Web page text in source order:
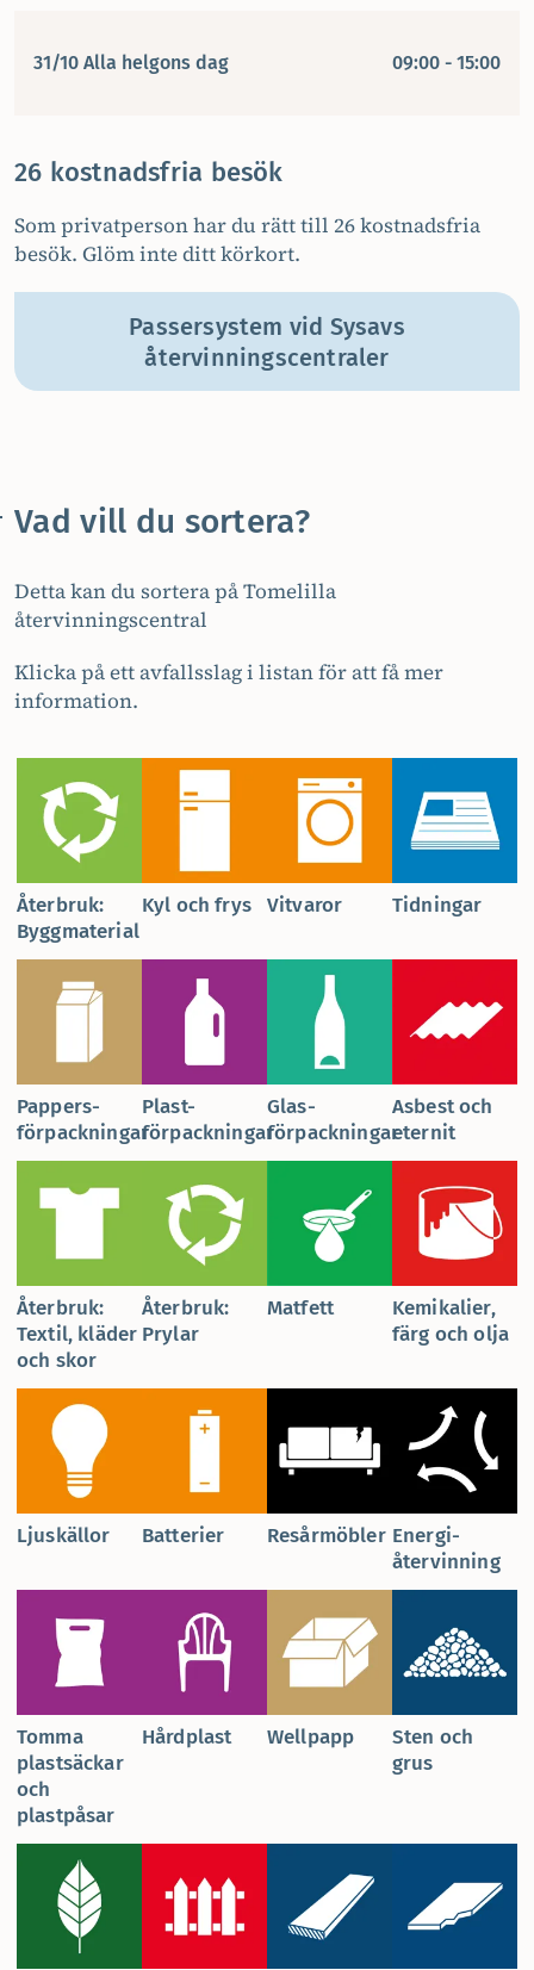
31/10 Alla helgons dag 09:00 - 15:00
26 kostnadsfria besök
Som privatperson har du rätt till 26 kostnadsfria
besök. Glöm inte ditt körkort.
Passersystem vid Sysavs
återvinningscentraler
Vad vill du sortera?
Detta kan du sortera på Tomelilla
återvinningscentral
Klicka på ett avfallsslag i listan för att få mer
information.
Återbruk:
Byggmaterial
Kyl och frys Vitvaror Tidningar
Pappers­
förpackningar
Plast­
förpackningar
Glas­
förpackningar
Asbest och
eternit
Återbruk:
Textil, kläder
och skor
Återbruk:
Prylar
Matfett
Kemikalier,
färg och olja
Ljuskällor Batterier Resårmöbler Energi­
återvinning
Tomma
plastsäckar
och
plastpåsar
Hårdplast Wellpapp
Sten och
grus